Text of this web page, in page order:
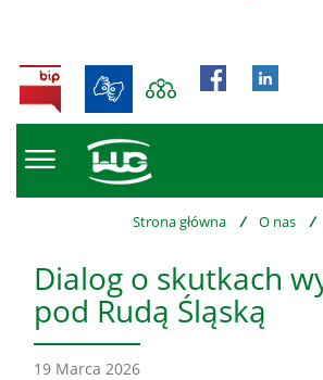
BIP
Strona główna / O nas /
Dialog o skutkach
pod Rudą Śląską
19 Marca 2026